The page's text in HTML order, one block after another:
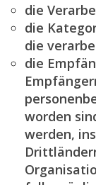
die
die
die
die
worden
werden,